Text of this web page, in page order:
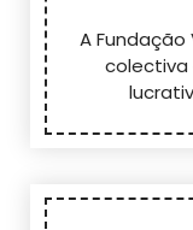
A Fundação
colectiva